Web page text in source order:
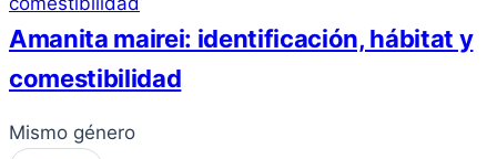
Amanita mairei: identificación, hábitat y
comestibilidad
Mismo género